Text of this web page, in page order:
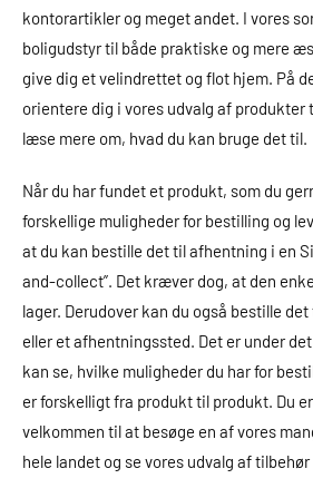
kontorartikler og meget andet. I vores
boligudstyr til både praktiske og mere
give dig et velindrettet og flot hjem. På
orientere dig i vores udvalg af produkter
læse mere om, hvad du kan bruge det til.
Når du har fundet et produkt, som du
forskellige muligheder for bestilling og
at du kan bestille det til afhentning i en
and-collect”. Det kræver dog, at den
lager. Derudover kan du også bestille
eller et afhentningssted. Det er under
kan se, hvilke muligheder du har for
er forskelligt fra produkt til produkt. Du
velkommen til at besøge en af vores
hele landet og se vores udvalg af